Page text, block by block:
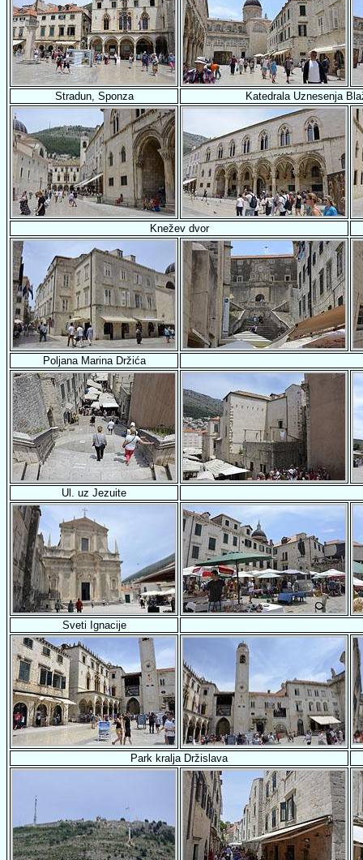
Stradun, Sponza Katedrala Uznesenja
Knežev dvor
Poljana Marina Držića
Ul. uz Jezuite
Sveti Ignacije
Park kralja Držislava